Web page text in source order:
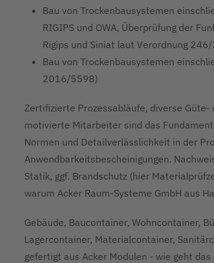
Bau von Trockenbausystemen
RIGIPS und OWA, Überprüfung der
Rigips und Siniat laut Verordnung
Bau von Trockenbausystemen
2016/5598)
Zertifizierte Prozessabläufe, diverse
motivierte Mitarbeiter sind das
Normen und Detailverlässlichkeit in der
Anwendbarkeitsbescheinigungen.
Statik, ggf. Brandschutz (hier
warum Acker Raum-Systeme GmbH aus
Gebäude, Baucontainer, Wohncontainer,
Lagercontainer, Materialcontainer,
gefertigt aus Acker Modulen - wie geht